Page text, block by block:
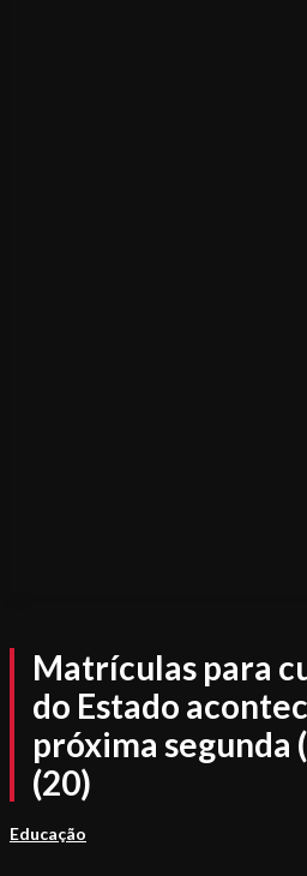
Matrículas para
do Estado
próxima segunda
(20)
Educação